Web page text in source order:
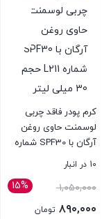
کرم پودر فاقد چربی
لوسمنت حاوی روغن
آرگان با SPF30 شماره
L211 حجم 30 میلی لیتر10 در انبار
15% ۱,۰۵۰,۰۰۰قیمت
اصلی: ۸۹۰,۰۰۰ تومان